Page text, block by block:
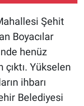
Şehit
Boyacılar
henüz
Yükselen
ihbarı
Belediyesi